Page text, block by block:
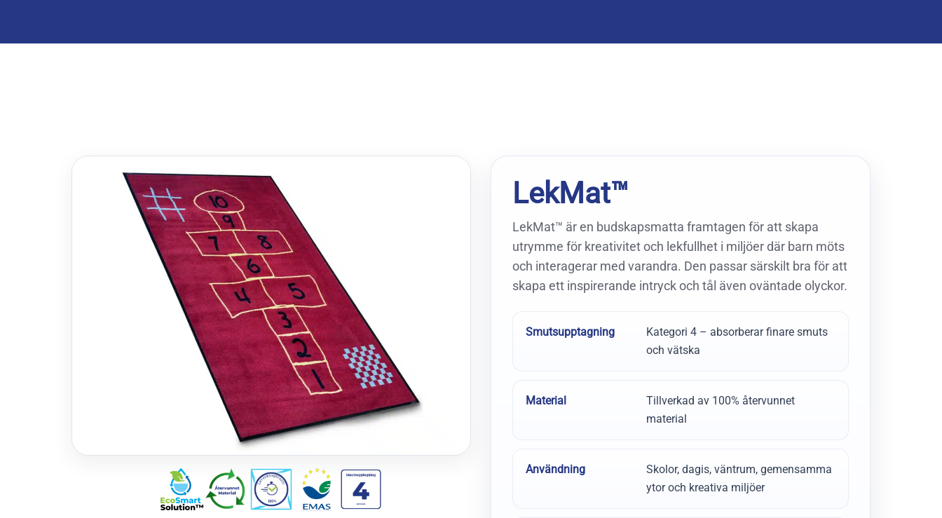
LekMat™
LekMat™ är en budskapsmatta framtagen för att skapa
utrymme för kreativitet och lekfullhet i miljöer där barn möts
och interagerar med varandra. Den passar särskilt bra för att
skapa ett inspirerande intryck och tål även oväntade olyckor.
Smutsupptagning
Kategori 4 – absorberar finare smuts
och vätska
Material
Tillverkad av 100% återvunnet
material
Användning
Skolor, dagis, väntrum, gemensamma
ytor och kreativa miljöer